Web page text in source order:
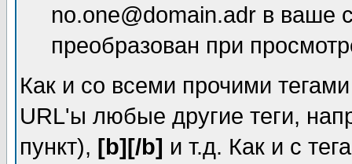
no.one@domain.adr в ваше
преобразован при
Как и со всеми прочими
URL'ы любые другие теги,
пункт), [b][/b] и т.д. Как и с